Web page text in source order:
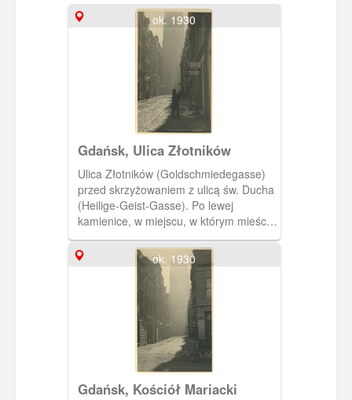
ok. 1930
Gdańsk, Ulica Złotników
Ulica Złotników (Goldschmiedegasse)
przed skrzyżowaniem z ulicą św. Ducha
(Heilige-Geist-Gasse). Po lewej
kamienice, w miejscu, w którym mieścił
się „Cotton Club”. W głębi ulica
Szewska (Korkenmachergasse) i wieża
Kościoła Mariackiego.
ok. 1930
Gdańsk, Kościół Mariacki